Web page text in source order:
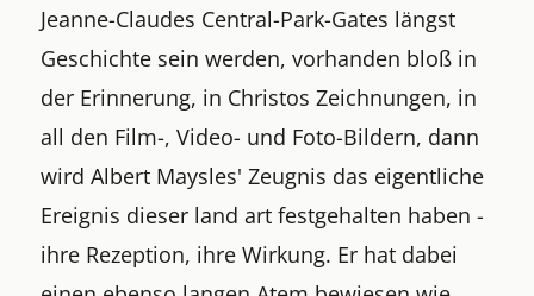
Jeanne-Claudes Central-Park-Gates längst
Geschichte sein werden, vorhanden bloß in
der Erinnerung, in Christos Zeichnungen, in
all den Film-, Video- und Foto-Bildern, dann
wird Albert Maysles' Zeugnis das eigentliche
Ereignis dieser land art festgehalten haben -
ihre Rezeption, ihre Wirkung. Er hat dabei